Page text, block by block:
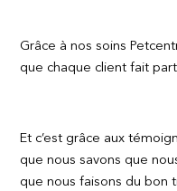
Grâce à nos soins
que chaque client fait
Et c’est grâce aux
que nous savons que
que nous faisons du bon